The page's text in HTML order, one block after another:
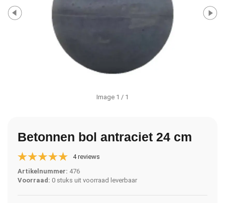
Image 1 / 1
Betonnen bol antraciet 24 cm
4 reviews
Artikelnummer: 476
Voorraad: 0 stuks uit voorraad leverbaar